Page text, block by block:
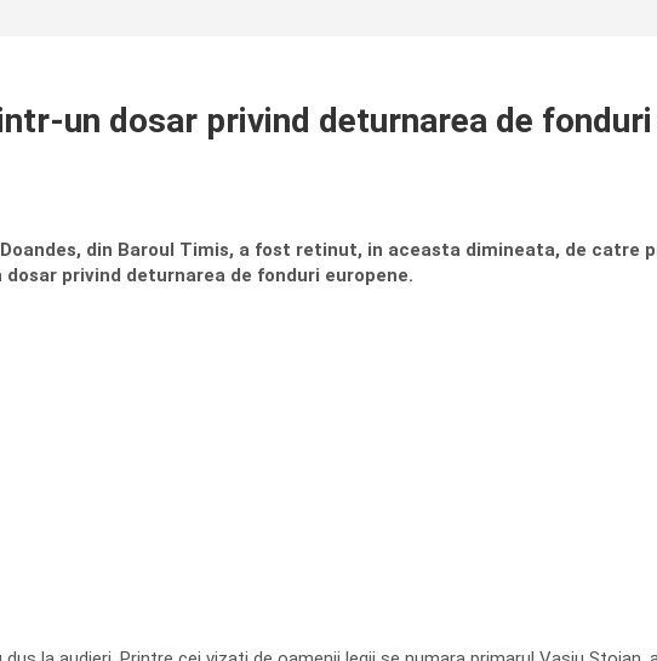
un dosar privind deturnarea de
din Baroul Timis, a fost retinut, in aceasta dimineata, de catre
privind deturnarea de fonduri europene.